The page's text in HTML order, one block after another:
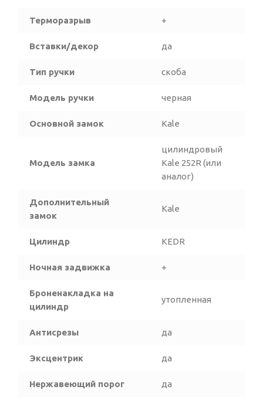
Терморазрыв +
Вставки/декор да
Тип ручки скоба
Модель ручки черная
Основной замок Kale
Модель замка
цилиндровый
Kale 252R (или
аналог)
Дополнительный
замок
Kale
Цилиндр KEDR
Ночная задвижка +
Броненакладка на
цилиндр
утопленная
Антисрезы да
Эксцентрик да
Нержавеющий порог да